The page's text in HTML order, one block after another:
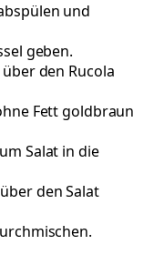
und
geben.
den Rucola
Fett goldbraun
Salat in die
den Salat